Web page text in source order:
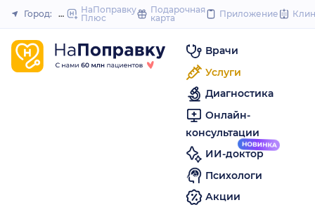
to
Закрыть
Город: Нижний Новгород
НаПоправку
Плюс
Подарочная
карта
Приложение
Врачи
Услуги
Диагностика
Онлайн-
консультации
ИИ-доктор
Психологи
Акции